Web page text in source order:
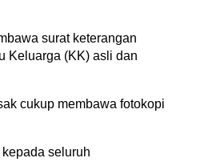
surat keterangan
Keluarga (KK) asli dan
cukup membawa fotokopi
seluruh